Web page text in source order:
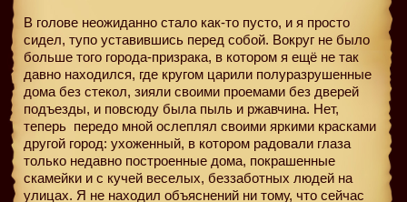
В голове неожиданно стало как-то пусто, и я просто
сидел, тупо уставившись перед собой. Вокруг не было
больше того города-призрака, в котором я ещё не так
давно находился, где кругом царили полуразрушенные
дома без стекол, зияли своими проемами без дверей
подъезды, и повсюду была пыль и ржавчина. Нет,
теперь передо мной ослеплял своими яркими красками
другой город: ухоженный, в котором радовали глаза
только недавно построенные дома, покрашенные
скамейки и с кучей веселых, беззаботных людей на
улицах. Я не находил объяснений ни тому, что сейчас